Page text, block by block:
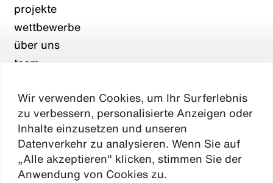
Wir verwenden Cookies, um Ihr Surferlebnis
zu verbessern, personalisierte Anzeigen oder
Inhalte einzusetzen und unseren
Datenverkehr zu analysieren. Wenn Sie auf
„Alle akzeptieren" klicken, stimmen Sie der
Anwendung von Cookies zu.
projekte
wettbewerbe
über uns
team
aktuelles
kontakt